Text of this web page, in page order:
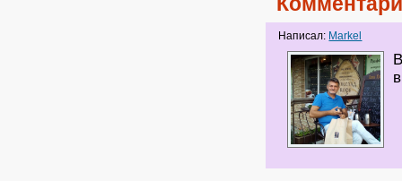
Написал: Markel